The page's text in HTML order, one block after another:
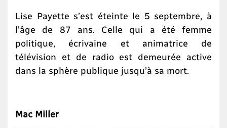
Lise Payette s’est éteinte le 5 septembre, à
l'âge de 87 ans. Celle qui a été femme
politique, écrivaine et animatrice de
télévision et de radio est demeurée active
dans la sphère publique jusqu’à sa mort.
Mac Miller